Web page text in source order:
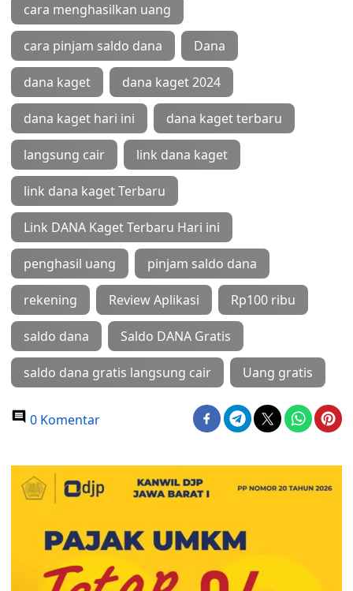
cara menghasilkan uang
cara pinjam saldo dana Dana
dana kaget dana kaget 2024
dana kaget hari ini dana kaget terbaru
langsung cair link dana kaget
link dana kaget Terbaru
Link DANA Kaget Terbaru Hari ini
penghasil uang pinjam saldo dana
rekening Review Aplikasi Rp100 ribu
saldo dana Saldo DANA Gratis
saldo dana gratis langsung cair Uang gratis
0 Komentar